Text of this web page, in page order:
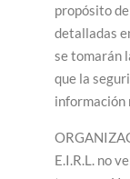
propósito
detalladas
se tomarán
que la
información
E.I.R.L. no